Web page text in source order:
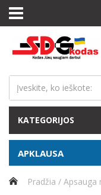
KATEGORIJOS
APKLAUSA
Pradžia Apsauga